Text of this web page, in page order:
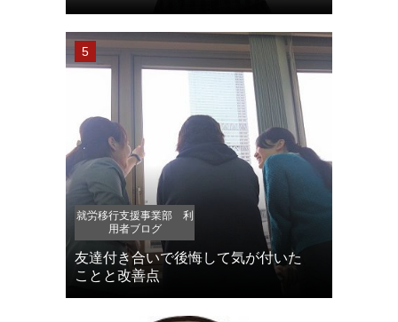
就労移行支援事業部 利
用者ブログ
友達付き合いで後悔して気が付いた
ことと改善点